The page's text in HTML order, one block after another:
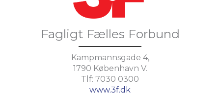
Fagligt Fælles Forbund
Kampmannsgade 4,
1790 København V.
Tlf: 7030 0300
www.3f.dk